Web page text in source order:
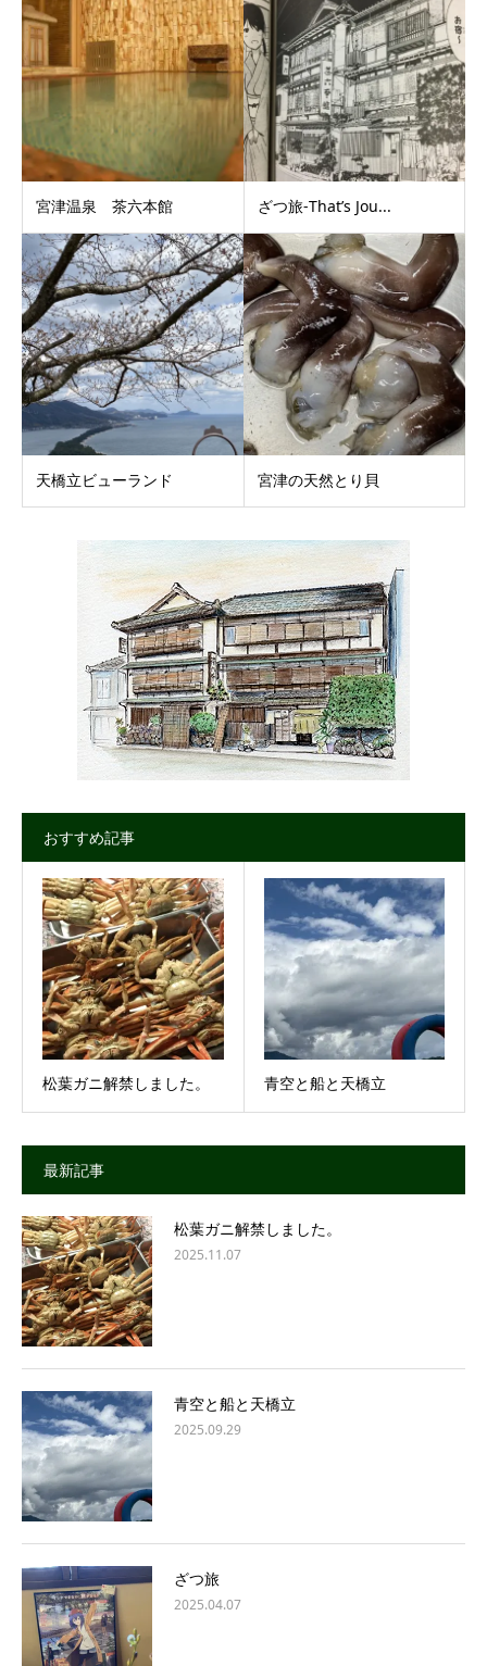
宮津温泉 茶六本館 ざつ旅-That’s Jou...
天橋立ビューランド 宮津の天然とり貝
おすすめ記事
松葉ガニ解禁しました。 青空と船と天橋立
最新記事
松葉ガニ解禁しました。
2025.11.07
青空と船と天橋立
2025.09.29
ざつ旅
2025.04.07